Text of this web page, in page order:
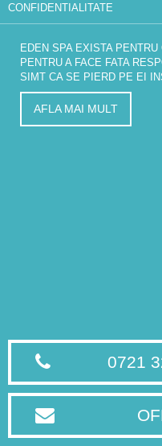
CONFIDENTIALITATE
EDEN SPA EXISTA
PENTRU A FACE FATA
SIMT CA SE PIERD PE EI
AFLA MAI MULT
0721